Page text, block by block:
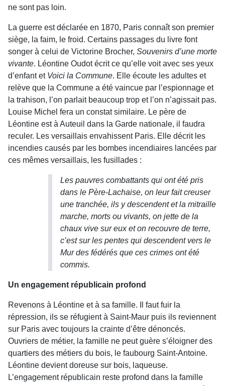
ne sont pas loin.
La guerre est déclarée en 1870, Paris connaît son premier
siège, la faim, le froid. Certains passages du livre font
songer à celui de Victorine Brocher, Souvenirs d’une morte
vivante. Léontine Oudot écrit ce qu’elle voit avec ses yeux
d’enfant et Voici la Commune. Elle écoute les adultes et
relève que la Commune a été vaincue par l’espionnage et
la trahison, l’on parlait beaucoup trop et l’on n’agissait pas.
Louise Michel fera un constat similaire. Le père de
Léontine est à Auteuil dans la Garde nationale, il faudra
reculer. Les versaillais envahissent Paris. Elle décrit les
incendies causés par les bombes incendiaires lancées par
ces mêmes versaillais, les fusillades :
Les pauvres combattants qui ont été pris
dans le Père-Lachaise, on leur fait creuser
une tranchée, ils y descendent et la mitraille
marche, morts ou vivants, on jette de la
chaux vive sur eux et on recouvre de terre,
c’est sur les pentes qui descendent vers le
Mur des fédérés que ces crimes ont été
commis.
Un engagement républicain profond
Revenons à Léontine et à sa famille. Il faut fuir la
répression, ils se réfugient à Saint-Maur puis ils reviennent
sur Paris avec toujours la crainte d’être dénoncés.
Ouvriers de métier, la famille ne peut guère s’éloigner des
quartiers des métiers du bois, le faubourg Saint-Antoine.
Léontine devient doreuse sur bois, laqueuse.
L’engagement républicain reste profond dans la famille